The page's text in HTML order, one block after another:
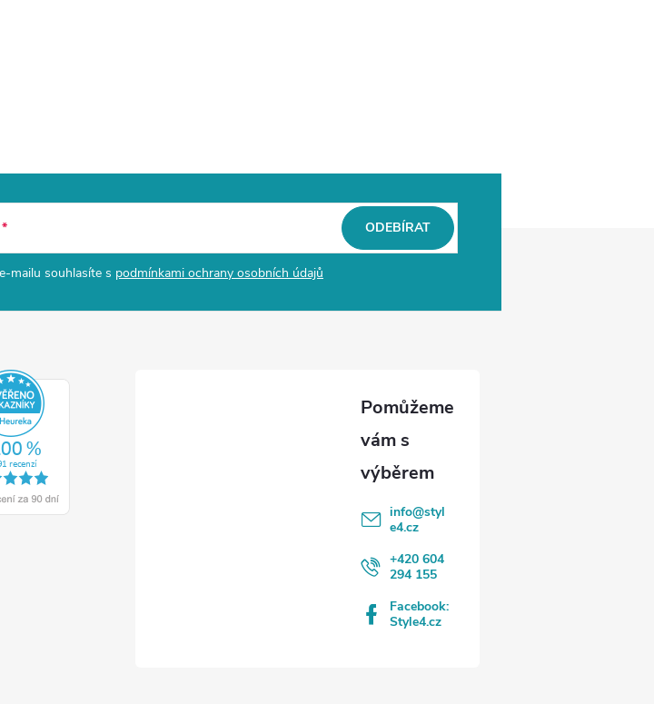
mailu souhlasíte s podmínkami ochrany osobních údajů
ODEBÍRAT
info@styl
e4.cz
+420 604
294 155
Facebook:
Style4.cz